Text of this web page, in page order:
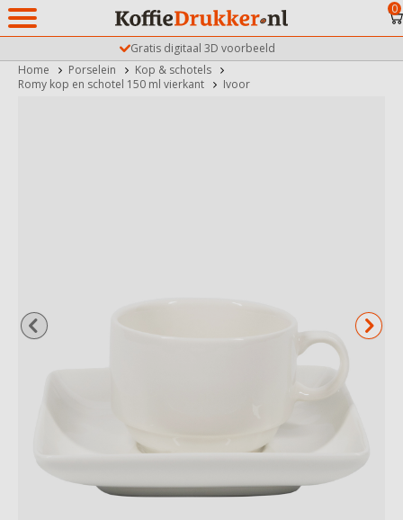
Gratis digitaal 3D voorbeeld
0
Home Porselein
Kop & schotels
Romy kop en schotel 150 ml vierkant
Ivoor